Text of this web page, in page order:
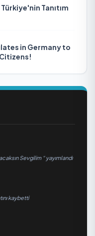
Tanıtım
in Germany to
Sevgilim “ yayımlandı
kaybetti